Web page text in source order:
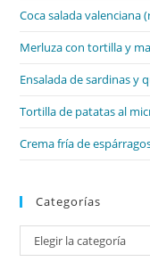
I
Coca salada valenciana
Merluza con tortilla y
Ensalada de sardinas y
Tortilla de patatas al
Crema fría de
Categorías
Categorías
Elegir la categoría